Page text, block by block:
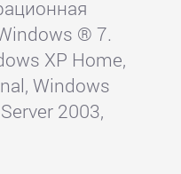
® 7.
XP Home,
Windows
2003,